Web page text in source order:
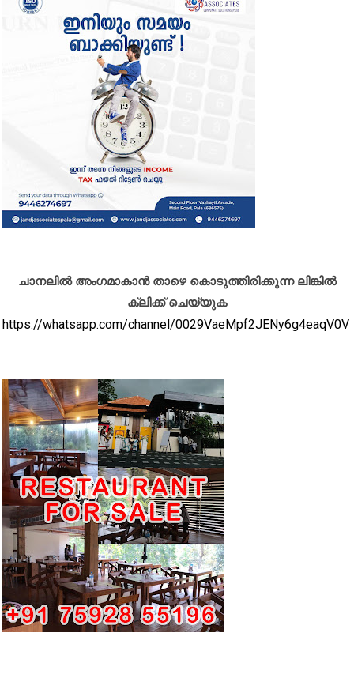
ചാനലിൽ അംഗമാകാൻ താഴെ കൊടുത്തിരിക്കുന്ന ലിങ്കിൽ
ക്ലിക്ക് ചെയ്യുക
https://whatsapp.com/channel/0029VaeMpf2JENy6g4eaqV0V